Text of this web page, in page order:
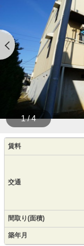
1 / 4
賃料
交通
間取り(面積)
築年月